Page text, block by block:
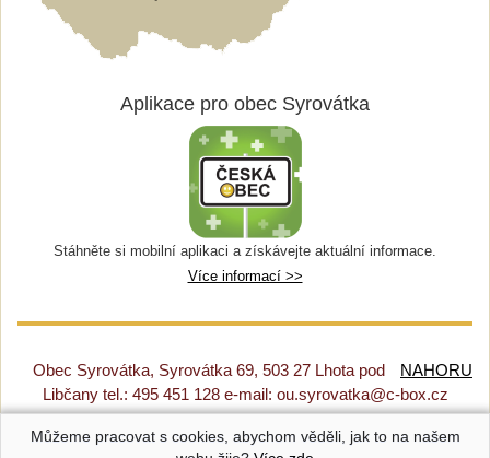
Aplikace pro obec Syrovátka
Stáhněte si mobilní aplikaci a získávejte aktuální informace.
Více informací >>
NAHORU
Obec Syrovátka, Syrovátka 69, 503 27 Lhota pod
Libčany tel.: 495 451 128 e-mail: ou.syrovatka@c-box.cz
Prohlášení o přístupnosti|Původní web|Nastavení cookies
Můžeme pracovat s cookies, abychom věděli, jak to na našem